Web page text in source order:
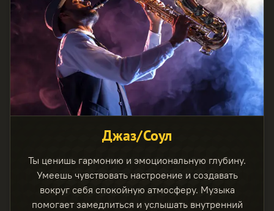
Джаз/Соул
Ты ценишь гармонию и эмоциональную глубину.
Умеешь чувствовать настроение и создавать
вокруг себя спокойную атмосферу. Музыка
помогает замедлиться и услышать внутренний